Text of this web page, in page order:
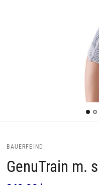
BAUERFEIND
GenuTrain m.